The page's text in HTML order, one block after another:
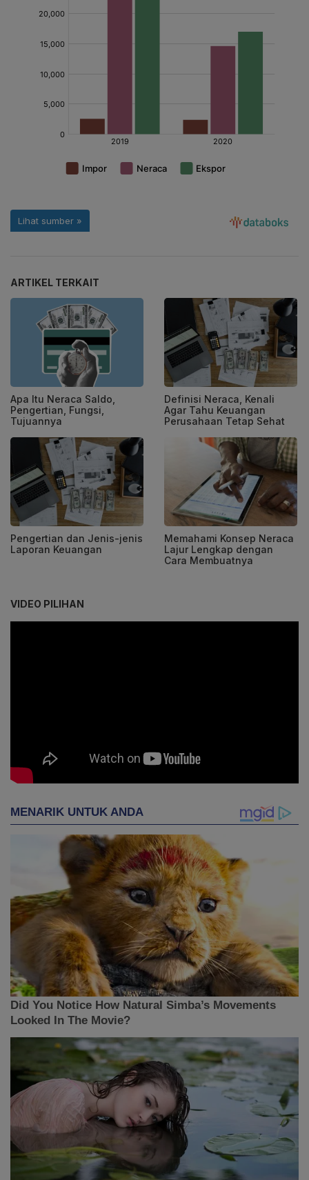
ARTIKEL TERKAIT
Apa Itu Neraca Saldo,
Pengertian, Fungsi,
Tujuannya
Definisi Neraca, Kenali
Agar Tahu Keuangan
Perusahaan Tetap Sehat
Pengertian dan Jenis-jenis
Laporan Keuangan
Memahami Konsep Neraca
Lajur Lengkap dengan
Cara Membuatnya
VIDEO PILIHAN